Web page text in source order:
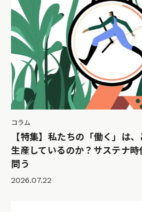
コラム
【特集】私たちの「働く」は
生産しているのか？サステナ
問う
2026.07.22